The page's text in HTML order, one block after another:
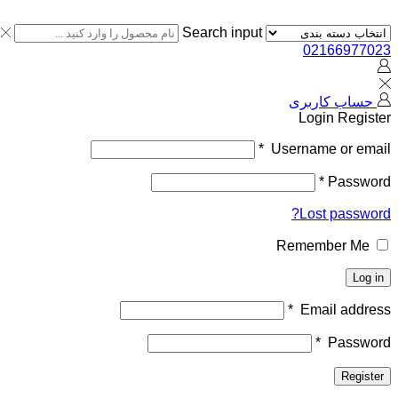
Search input
02166977023
حساب کاربری
Login Register
Username or email
*
Password
*
Lost password?
Remember Me
Log in
Email address
*
Password
*
Register